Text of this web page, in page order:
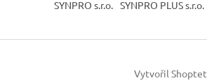
SYNPRO s.r.o. SYNPRO PLUS s.r.o.
Vytvořil Shoptet